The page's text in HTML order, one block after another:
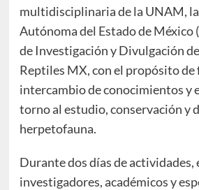
multidisciplinaria de la UNAM,
Autónoma del Estado de México
de Investigación y Divulgación
Reptiles MX, con el propósito de
intercambio de conocimientos y
torno al estudio, conservación y
herpetofauna.
Durante dos días de actividades,
investigadores, académicos y